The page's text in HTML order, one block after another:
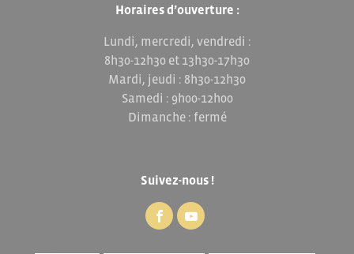
Horaires d’ouverture :
Lundi, mercredi, vendredi :
8h30-12h30 et 13h30-17h30
Mardi, jeudi : 8h30-12h30
Samedi : 9h00-12h00
Dimanche : fermé
Suivez-nous !